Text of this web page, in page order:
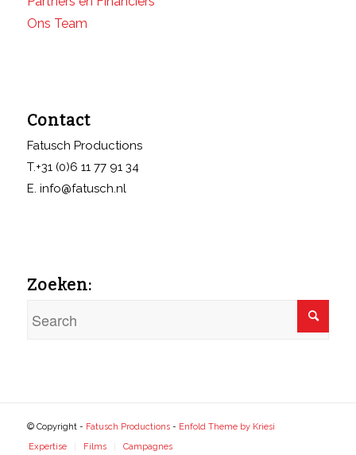
Ons Team
Contact
Fatusch Productions
T.+31 (0)6 11 77 91 34
E. info@fatusch.nl
Zoeken:
© Copyright - Fatusch Productions- Enfold Theme by Kriesi
Expertise
Films Campagnes